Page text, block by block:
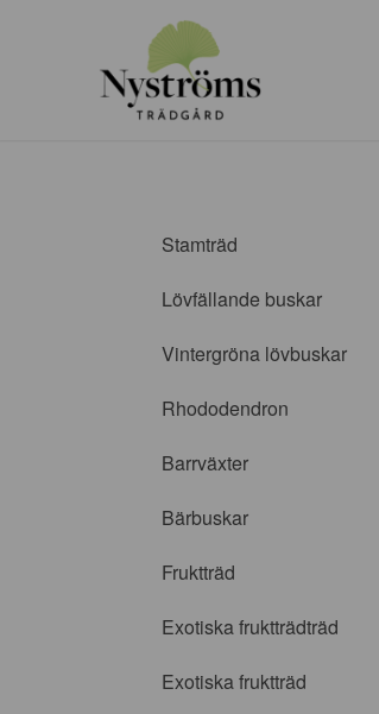
Stamträd
Lövfällande buskar
Vintergröna lövbuskar
Rhododendron
Barrväxter
Bärbuskar
Fruktträd
Exotiska fruktträdträd
Exotiska fruktträd